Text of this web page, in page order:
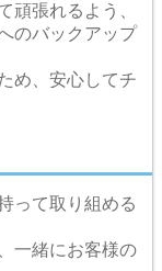
頑張れるよう、
のバックアップ
め、安心してチ
って取り組める
一緒にお客様の